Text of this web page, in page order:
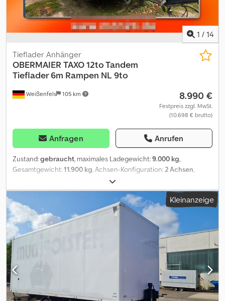
1 / 14
Weißenfels 105 km
Tieflader Anhänger
OBERMAIER TAXO 12to Tandem
Tieflader 6m Rampen NL 9to
8.990 €
Festpreis zzgl. MwSt.
(10.698 € brutto)
Anfragen Anrufen
Zustand:gebraucht, maximales Ladegewicht:9.000 kg,
Gesamtgewicht:11.900 kg, Achsen-Konfiguration:2 Achsen,
, Laderaumlänge:
Djdpfx Aksxvf Ucorock im Kundenauftrag Obermeier * Tieflader *
2-Achser * verstellbare Zuggabel * zul GG 119ookg *
techn.Zustand, optisch siehe Bilder Inzahlungnahme möglich
Finanzierung ab 3,99% Irrtümer und Zwischenverkauf
vorbehalten! Die Angaben in dieser Anzeige sind unverbindliche
Beschreibungen und dienen nicht als zugesicherte
Eigenschaften. Der Verkäufer übernimmt keine Haftung für Tipp-
und Datenübermittlungsfehler. Aufgeführte Ausstattungen sind
gesondert zu prüfen. Alle Angaben in den Inseraten sind
unverbindlich! Anlieferung im gesamten Bundesgebiet auf
Anfrage Öffnungszeiten : Montag bis Donnerstag von 9:00-17:00
Kleinanzeige